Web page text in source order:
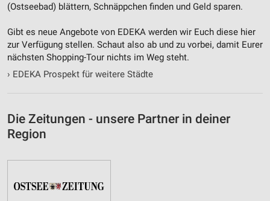
(Ostseebad) blättern, Schnäppchen finden und Geld sparen.
Gibt es neue Angebote von EDEKA werden wir Euch diese hier
zur Verfügung stellen. Schaut also ab und zu vorbei, damit Eurer
nächsten Shopping-Tour nichts im Weg steht.
› EDEKA Prospekt für weitere Städte
Die Zeitungen - unsere Partner in deiner
Region